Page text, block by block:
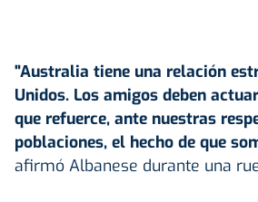
"Australia tiene una relación
Unidos. Los amigos deben
que refuerce, ante nuestras
poblaciones, el hecho de que
afirmó Albanese durante una